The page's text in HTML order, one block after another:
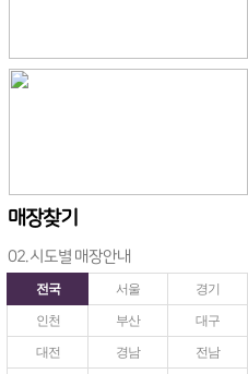
매장찾기
02. 시도별 매장안내
전국 서울 경기
인천 부산 대구
대전 경남 전남